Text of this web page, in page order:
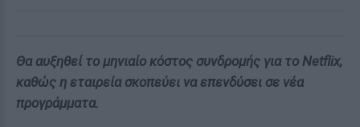
Θα αυξηθεί το μηνιαίο κόστος συνδρομής για το Netflix,
καθώς η εταιρεία σκοπεύει να επενδύσει σε νέα
προγράμματα.